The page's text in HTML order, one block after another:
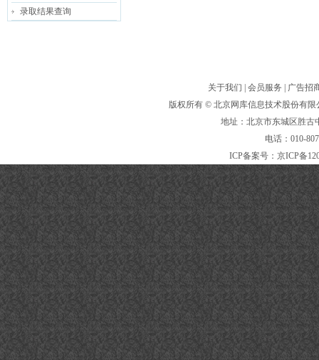
录取结果查询
关于我们 会员服务
广告招
版权所有 © 北京网库信息技术股份有限
地址：北京市东城区胜
电话：010-
ICP备案号： 京ICP备